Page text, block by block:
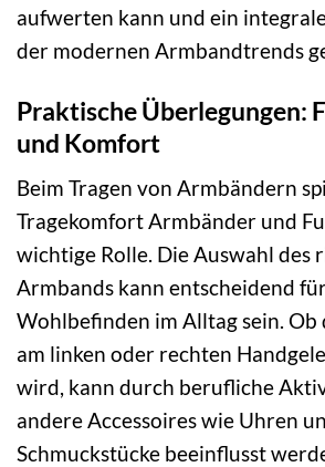
aufwerten kann und ein
der modernen Armbandtrends
Praktische Überlegungen:
und Komfort
Beim Tragen von Armbändern
Tragekomfort Armbänder und
wichtige Rolle. Die Auswahl des
Armbands kann entscheidend
Wohlbefinden im Alltag sein. Ob
am linken oder rechten
wird, kann durch berufliche
andere Accessoires wie Uhren
Schmuckstücke beeinflusst